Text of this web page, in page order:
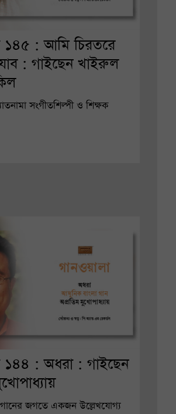
১৪৫ : আমি চিরতরে
: গাইছেন খাইরুল
সংগীতশিল্পী ও শিক্ষক
১৪৪ : অধরা : গাইছেন
গানের জগতে একজন উল্লেখযোগ্য